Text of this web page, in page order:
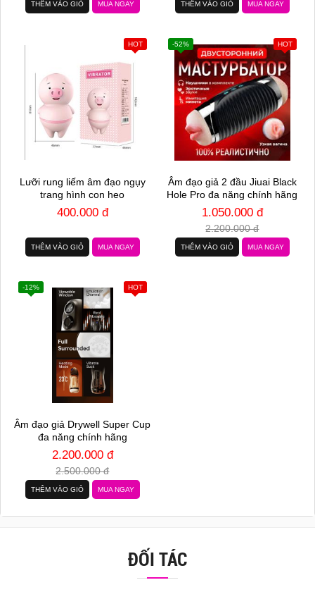
THÊM VÀO GIỎ MUA NGAY THÊM VÀO GIỎ MUA NGAY
HOT
Lưỡi rung liếm âm đạo ngụy
trang hình con heo
400.000 đ
THÊM VÀO GIỎ MUA NGAY
HOT
-52%
Âm đạo giả 2 đầu Jiuai Black
Hole Pro đa năng chính hãng
1.050.000 đ
2.200.000 đ
THÊM VÀO GIỎ MUA NGAY
HOT
-12%
Âm đạo giả Drywell Super Cup
đa năng chính hãng
2.200.000 đ
2.500.000 đ
THÊM VÀO GIỎ MUA NGAY
ĐỐI TÁC